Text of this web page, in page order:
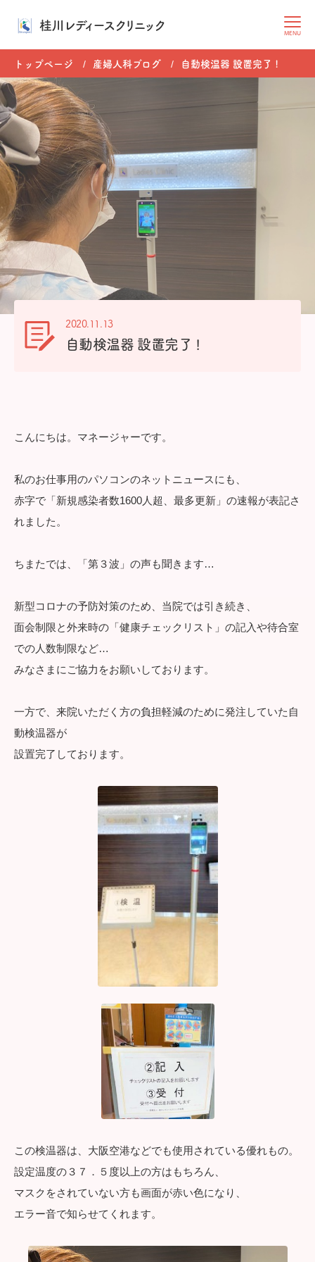
桂川レディースクリニック MENU
トップページ 産婦人科ブログ 自動検温器 設置完了 !
2020.11.13
自動検温器 設置完了 !
こんにちは。マネージャーです。
私のお仕事用のパソコンのネットニュースにも、
赤字で「新規感染者数1600人超、最多更新」の速報が表記さ
れました。
ちまたでは、「第３波」の声も聞きます…
新型コロナの予防対策のため、当院では引き続き、
面会制限と外来時の「健康チェックリスト」の記入や待合室
での人数制限など…
みなさまにご協力をお願いしております。
一方で、来院いただく方の負担軽減のために発注していた自
動検温器が
設置完了しております。
この検温器は、大阪空港などでも使用されている優れもの。
設定温度の３７．５度以上の方はもちろん、
マスクをされていない方も画面が赤い色になり、
エラー音で知らせてくれます。